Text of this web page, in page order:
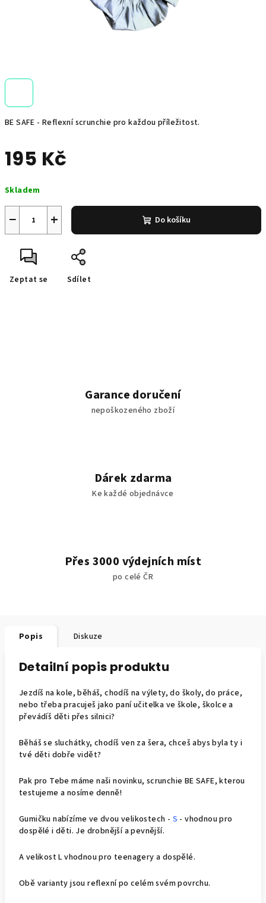
BE SAFE - Reflexní scrunchie pro každou příležitost.
195 Kč
cena:
Skladem
+
− Do košíku
Zeptat se Sdílet
Garance doručení
nepoškozeného zboží
Dárek zdarma
Ke každé objednávce
Přes 3000 výdejních míst
po celé ČR
Popis Diskuze
Detailní popis produktu
Jezdíš na kole, běháš, chodíš na výlety, do školy, do práce,
nebo třeba pracuješ jako paní učitelka ve škole, školce a
převádíš děti přes silnici?
Běháš se sluchátky, chodíš ven za šera, chceš abys byla ty i
tvé děti dobře vidět?
Pak pro Tebe máme naši novinku, scrunchie BE SAFE, kterou
testujeme a nosíme denně!
Gumičku nabízíme ve dvou velikostech - S - vhodnou pro
dospělé i děti. Je drobnější a pevnější.
A velikost L vhodnou pro teenagery a dospělé.
Obě varianty jsou reflexní po celém svém povrchu.